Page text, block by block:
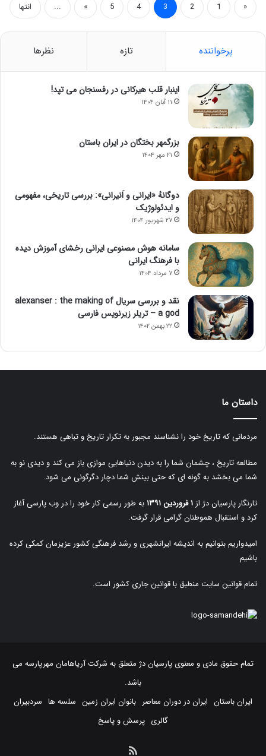
«
1
2
3
4
5
»
... انتها
پرخواننده تازه نظرها
اینبار قلب هیرکانی در رفسنجان می تپد!
۱۱ آبان ۱۴۰۴
بزرگمهر بختگان در ایران باستان
۲۱ مهر ۱۴۰۴
دوگانهٔ «ایرانی و اَنیرانی»: بررسی تاریخی، مفهومی
و ایدئولوژیک
۲۷ شهریور ۱۴۰۴
سامانه هوش مصنوعی ایرانی رخشای آموزش دیده
با فرهنگ ایرانی
۷ مرداد ۱۴۰۴
نقد و بررسی سریال alexanser : the making of
a god – تریلر زیرنویس فارسی
۲۲ بهمن ۱۴۰۲
داستان ما
مردمانی که تاریخ خود را نشناسند مجبور به تکرار تاریخ و تباهی هستند.
مطالعه تاریخ ، چشمان شما را به دیدن دنیاهایی موازی باز می کند و دیدی نو به
شما می بخشد به گونه ای که حتی بینش شما دچار دگرگونی می شود.
تارنگار پارسیان دژ از۱ فروردین ۱۳۹۱
به طور رسمی کار خود را در وب پارسی آغاز
کرد و استقبال هموطنان گرامی قرار گرفت.
امیدواریم بتوانیم به اندیشه ایرانشهری و رشد فرهنگی کشور عزیزمان کمکی کرده
باشیم
تمام قوانین سایت منطبق با قوانین جاری کشور است.
تمام حقوق مادی و معنوی پارسیان دژ متعلق به شرکت آریاهامان مهرپارسه می
باشد.
ایران باستان ایران در دوران معاصر بانوان ایران زمین سلسه ها سردبیران
گالری پرسش و پاسخ
خوراک